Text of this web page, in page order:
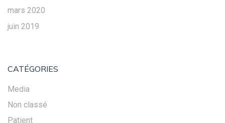
mars 2020
juin 2019
CATÉGORIES
Media
Non classé
Patient